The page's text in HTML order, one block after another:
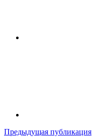
Предыдущая публикация